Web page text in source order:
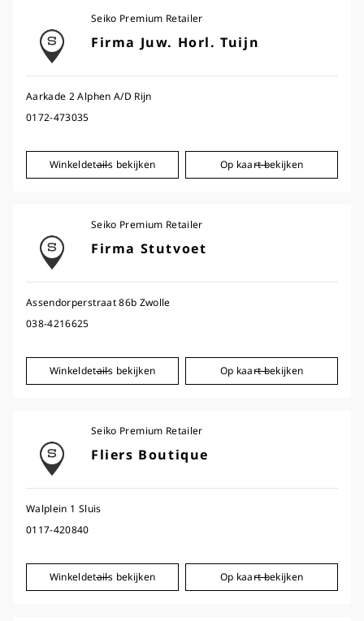
Seiko Premium Retailer
Firma Juw. Horl. Tuijn
Aarkade 2 Alphen A/D Rijn
0172-473035
Winkeldetails bekijken Op kaart bekijken
Seiko Premium Retailer
Firma Stutvoet
Assendorperstraat 86b Zwolle
038-4216625
Winkeldetails bekijken Op kaart bekijken
Seiko Premium Retailer
Fliers Boutique
Walplein 1 Sluis
0117-420840
Winkeldetails bekijken Op kaart bekijken